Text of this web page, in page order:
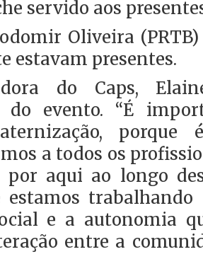
servido aos
Oliveira
estavam presentes.
do Caps,
do evento. “É
a todos os
por aqui ao longo
estamos trabalhando
e a autonomia
entre a